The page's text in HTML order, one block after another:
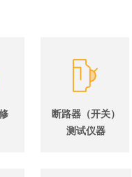
断路器（开关）
测试仪器